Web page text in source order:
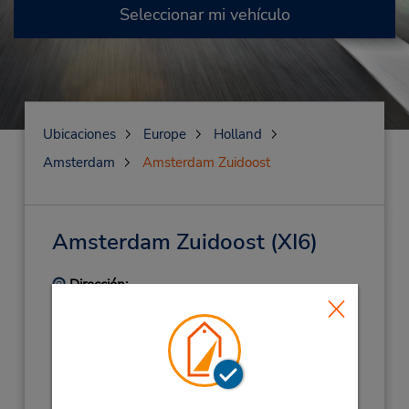
Seleccionar mi vehículo
Ubicaciones Europe
Holland
Amsterdam
Amsterdam Zuidoost
Amsterdam Zuidoost(XI6)
Dirección:
1101 BG, Netherlands (Holland)
+31(0)204090900